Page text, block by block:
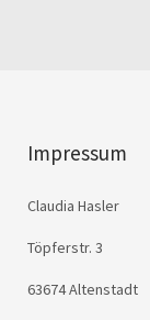
Impressum
Claudia Hasler
Töpferstr. 3
63674 Altenstadt